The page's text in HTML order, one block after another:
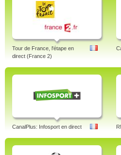
Tour de France, l'étape en
direct (France 2)
CanalPlus: Infosport en direct